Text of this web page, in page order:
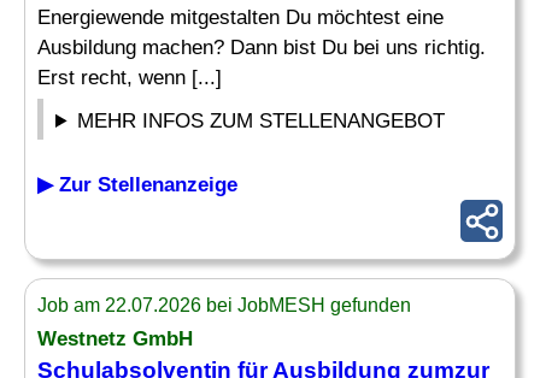
Energiewende mitgestalten Du möchtest eine
Ausbildung machen? Dann bist Du bei uns richtig.
Erst recht, wenn [...]
MEHR INFOS ZUM STELLENANGEBOT
▶ Zur Stellenanzeige
Job am 22.07.2026 bei JobMESH gefunden
Westnetz GmbH
Schulabsolventin für Ausbildung zumzur